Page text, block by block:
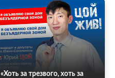
«Хоть за трезвого, хоть за